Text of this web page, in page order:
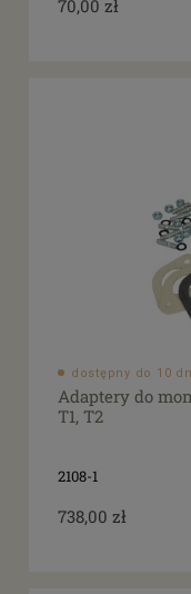
70,00 zł
dostępny do 10
Adaptery do
T1, T2
2108-1
738,00 zł